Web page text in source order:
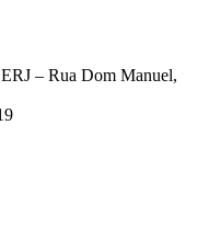
– Rua Dom Manuel,